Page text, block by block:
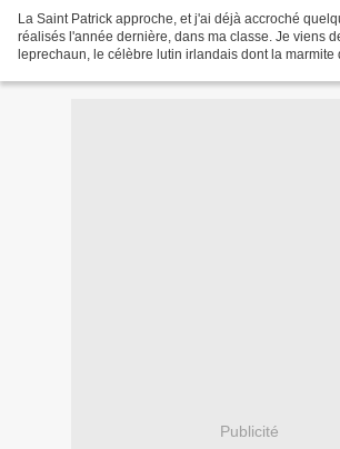
La Saint Patrick approche, et j'ai déjà accroché
réalisés l'année dernière, dans ma classe. Je viens
leprechaun, le célèbre lutin irlandais dont la marmite
Publicité